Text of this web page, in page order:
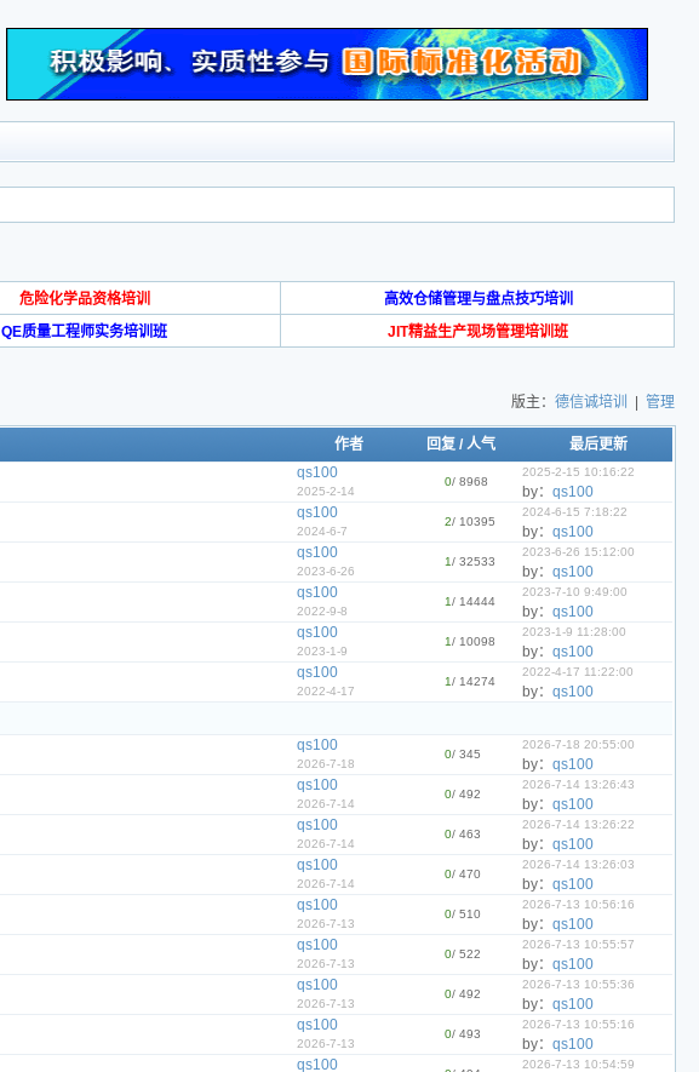
危险化学品资格培训
高效仓储管理与盘点技巧培训
QE质量工程师实务培训班 JIT精益生产现场管理培训班
版主： 德信诚培训 管理
作者 回复 /人气 最后更新
qs100
2025-2-14
0/ 8968
2025-2-15 10:16:22
by：qs100
qs100
2024-6-7
2/ 10395
2024-6-15 7:18:22
by：qs100
qs100
2023-6-26
1/ 32533
2023-6-26 15:12:00
by：qs100
qs100
2022-9-8
1/ 14444
2023-7-10 9:49:00
by：qs100
qs100
2023-1-9
1/ 10098
2023-1-9 11:28:00
by：qs100
qs100
2022-4-17
1/ 14274
2022-4-17 11:22:00
by：qs100
qs100
2026-7-18
0/ 345
2026-7-18 20:55:00
by：qs100
qs100
2026-7-14
0/ 492
2026-7-14 13:26:43
by：qs100
qs100
2026-7-14
0/ 463
2026-7-14 13:26:22
by：qs100
qs100
2026-7-14
0/ 470
2026-7-14 13:26:03
by：qs100
qs100
2026-7-13
0/ 510
2026-7-13 10:56:16
by：qs100
qs100
2026-7-13
0/ 522
2026-7-13 10:55:57
by：qs100
qs100
2026-7-13
0/ 492
2026-7-13 10:55:36
by：qs100
qs100
2026-7-13
0/ 493
2026-7-13 10:55:16
by：qs100
qs100 2026-7-13 10:54:59